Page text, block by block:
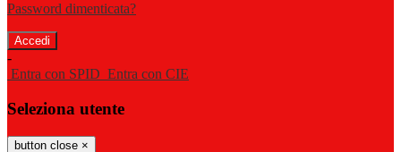
Password dimenticata?
-
Entra con SPID Entra con CIE
Seleziona utente
button close ×